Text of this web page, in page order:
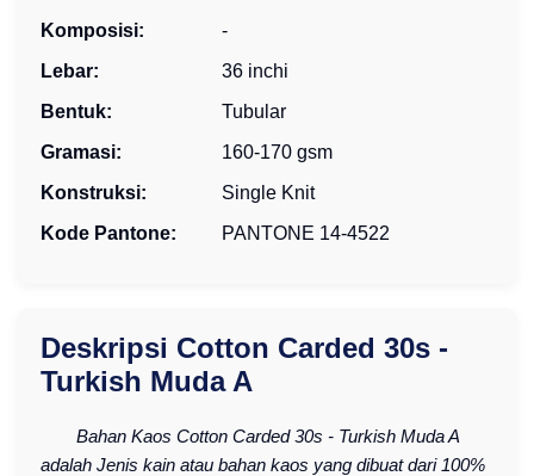
Komposisi:
-
Lebar:
36 inchi
Bentuk:
Tubular
Gramasi:
160-170 gsm
Konstruksi:
Single Knit
Kode Pantone:
PANTONE 14-4522
Deskripsi Cotton Carded 30s -
Turkish Muda A
Bahan Kaos Cotton Carded 30s - Turkish Muda A
adalah Jenis kain atau bahan kaos yang dibuat dari 100%